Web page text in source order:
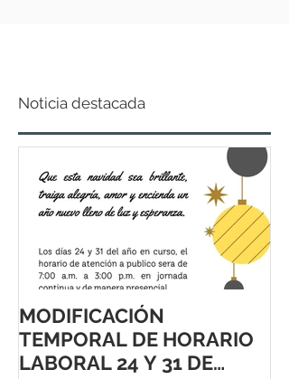
Noticia destacada
MODIFICACIÓN
TEMPORAL DE HORARIO
LABORAL 24 Y 31 DE